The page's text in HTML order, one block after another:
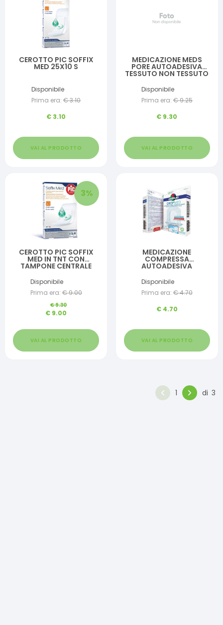
CEROTTO PIC SOFFIX
MED 25X10 S
Disponibile
Prima era: €3.10
€ 3.10
VAI AL PRODOTTO
MEDICAZIONE MEDS
PORE AUTOADESIVA
TESSUTO NON TESSUTO
Disponibile
Prima era: €9.25
€ 9.30
VAI AL PRODOTTO
3%
CEROTTO PIC SOFFIX
MED IN TNT CON
TAMPONE CENTRALE
MONOUSO 10X12 CM
ANTIBATTERICO 5 PEZZI
Disponibile
Prima era: €9.00
€9.30
€ 9.00
VAI AL PRODOTTO
MEDICAZIONE
COMPRESSA
AUTOADESIVA
IPOALLERGENICA
AERATA MASTER-AID
DROP MED 7X5 5 PEZZI
Disponibile
Prima era: €4.70
€ 4.70
VAI AL PRODOTTO
1 di 3